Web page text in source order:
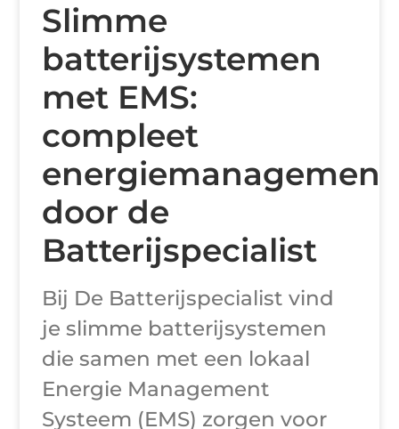
Slimme
batterijsystemen
met EMS:
compleet
energiemanagement
door de
Batterijspecialist
Bij De Batterijspecialist vind
je slimme batterijsystemen
die samen met een lokaal
Energie Management
Systeem (EMS) zorgen voor